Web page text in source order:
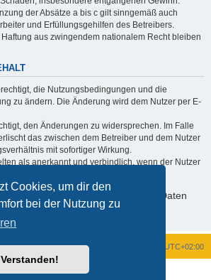
Cookies, um dir den
bei der Nutzung zu
Verstanden!
der Absätze a bis c gilt sinngemäß auch
und Erfüllungsgehilfen des Betreibers.
aus zwingendem nationalem Recht bleiben
die Nutzungsbedingungen und die
zu ändern. Die Änderung wird dem Nutzer per E-
den Änderungen zu widersprechen. Im Falle
das zwischen dem Betreiber und dem Nutzer
mit sofortiger Wirkung.
als anerkannt und verbindlich, wenn der Nutzer
Umgang mit deinen persönlichen Daten
enthalten.
UTC+02:00
® Forum Software © phpBB Limited